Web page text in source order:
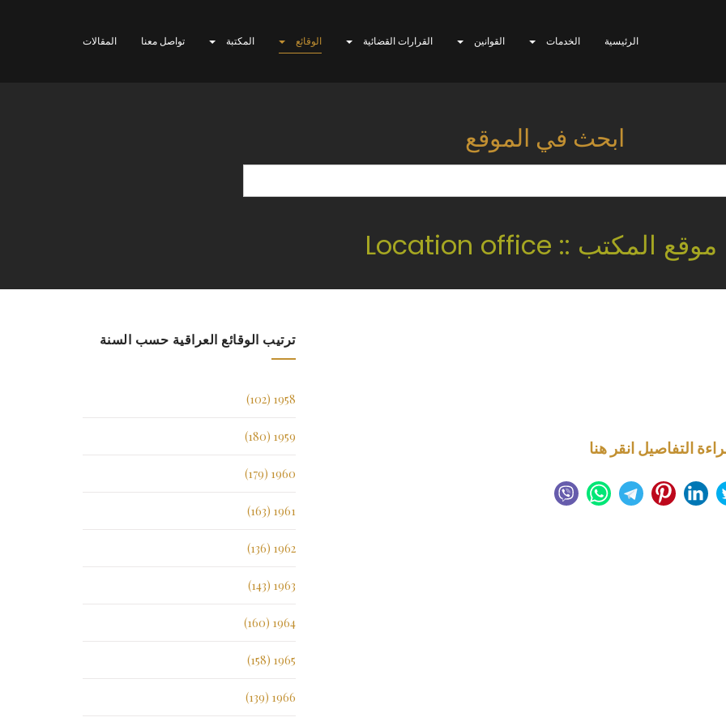
الرئيسية الخدمات القوانين القرارات القضائية الوقائع المكتبة تواصل معنا المقالات
ابحث في الموقع
موقع المكتب :: Location office
التفاصيل انقر هنا
ترتيب الوقائع العراقية حسب السنة
1958 (102)
1959 (180)
1960 (179)
1961 (163)
1962 (136)
1963 (143)
1964 (160)
1965 (158)
1966 (139)